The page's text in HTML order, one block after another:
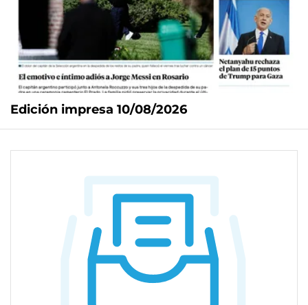
Edición impresa 10/08/2026